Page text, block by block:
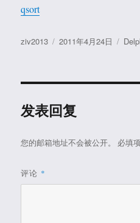
qsort
作
ziv2013
发
2011年4月24日
分
发表回复
您的邮箱地址不会被公开。 必填
评论 *